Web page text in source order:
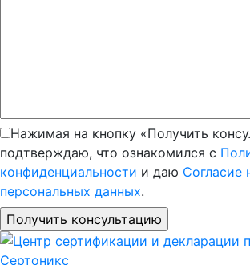
Нажимая на кнопку «Получить
подтверждаю, что ознакомился с
конфиденциальности и даю Согласие
персональных данных.